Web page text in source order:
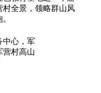
村全景，领略群山风